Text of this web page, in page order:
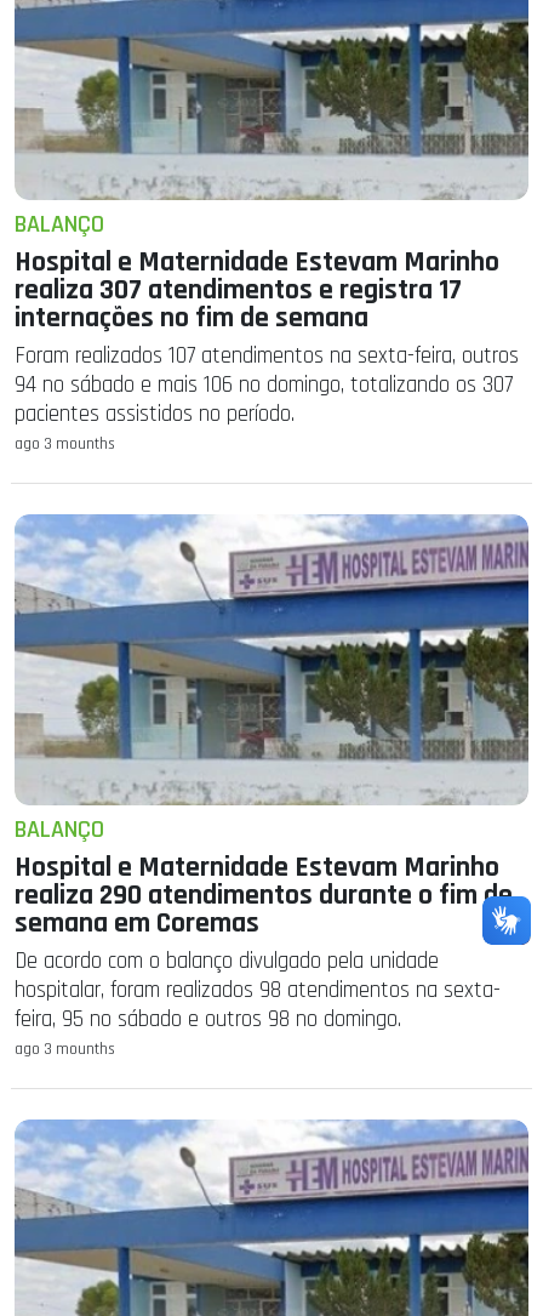
BALANÇO
Hospital e Maternidade Estevam Marinho
realiza 307 atendimentos e registra 17
internações no fim de semana
Foram realizados 107 atendimentos na sexta-feira, outros
94 no sábado e mais 106 no domingo, totalizando os 307
pacientes assistidos no período.
ago 3 mounths
BALANÇO
Hospital e Maternidade Estevam Marinho
realiza 290 atendimentos durante o fim de
semana em Coremas
De acordo com o balanço divulgado pela unidade
hospitalar, foram realizados 98 atendimentos na sexta-
feira, 95 no sábado e outros 98 no domingo.
ago 3 mounths